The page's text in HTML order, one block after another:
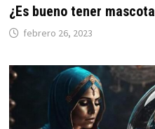
¿Es bueno tener
febrero 26, 2023